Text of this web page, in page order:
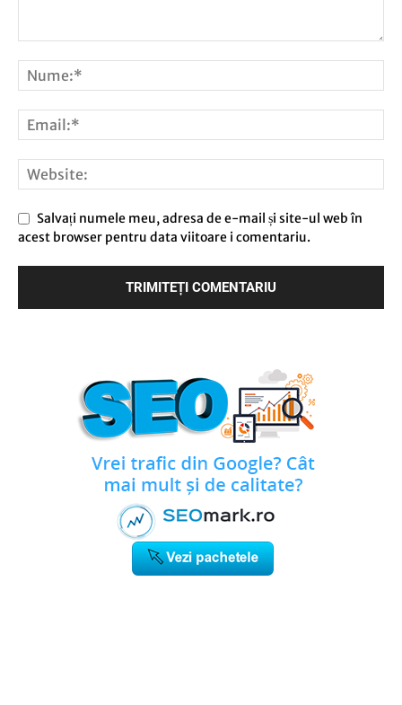
Salvați numele meu, adresa de e-mail și site-ul web în
acest browser pentru data viitoare i comentariu.